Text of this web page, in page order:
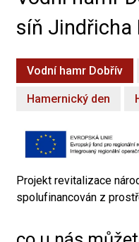
síň Jindřicha
Vodní hamr Dobřív
Hamernický den
Projekt revitalizace
spolufinancován z